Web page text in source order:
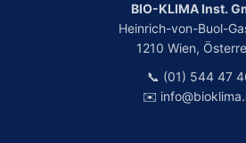
BIO-KLIMA Inst.
Heinrich-von-Buol-
1210 Wien,
📞 (01) 544 47
✉️